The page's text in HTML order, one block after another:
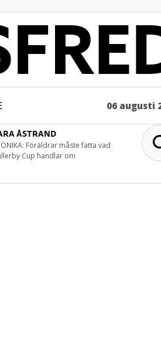
06 augusti
ÅSTRAND
Föräldrar måste fatta vad
Cup handlar om